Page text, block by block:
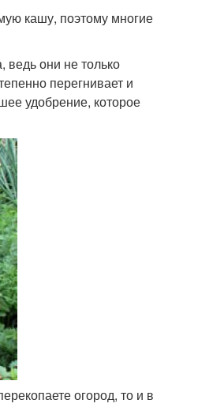
кашу, поэтому многие
они не только
перегнивает и
удобрение, которое
огород, то и в